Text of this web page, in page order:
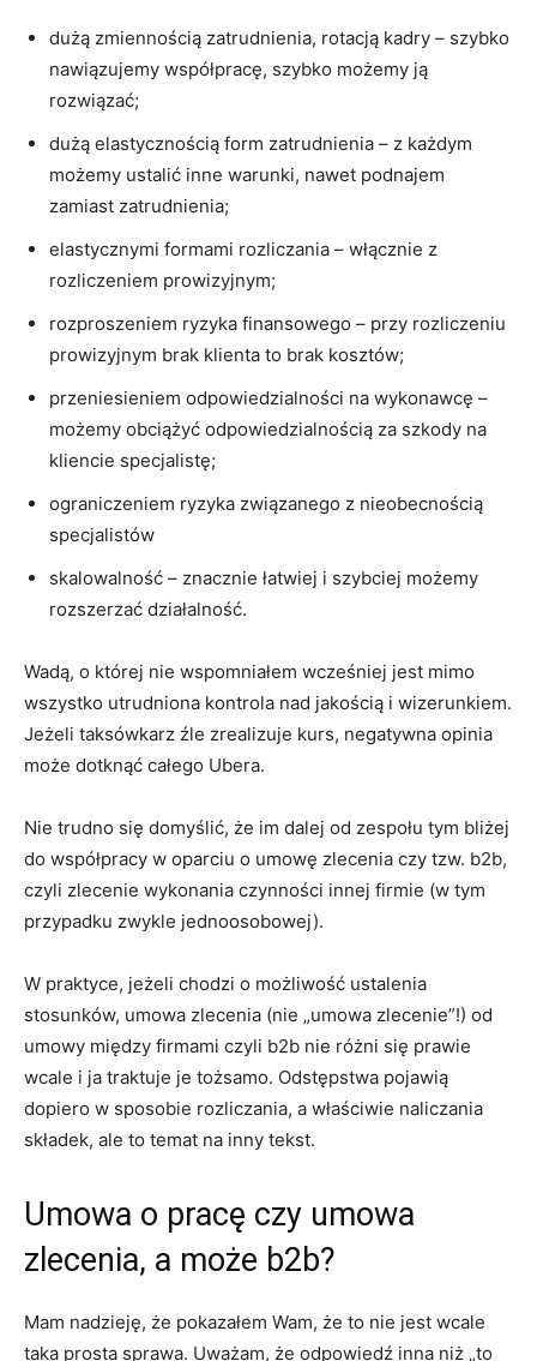
dużą zmiennością zatrudnienia, rotacją kadry – szybko
nawiązujemy współpracę, szybko możemy ją
rozwiązać;
dużą elastycznością form zatrudnienia – z każdym
możemy ustalić inne warunki, nawet podnajem
zamiast zatrudnienia;
elastycznymi formami rozliczania – włącznie z
rozliczeniem prowizyjnym;
rozproszeniem ryzyka finansowego – przy rozliczeniu
prowizyjnym brak klienta to brak kosztów;
przeniesieniem odpowiedzialności na wykonawcę –
możemy obciążyć odpowiedzialnością za szkody na
kliencie specjalistę;
ograniczeniem ryzyka związanego z nieobecnością
specjalistów
skalowalność – znacznie łatwiej i szybciej możemy
rozszerzać działalność.
Wadą, o której nie wspomniałem wcześniej jest mimo
wszystko utrudniona kontrola nad jakością i wizerunkiem.
Jeżeli taksówkarz źle zrealizuje kurs, negatywna opinia
może dotknąć całego Ubera.
Nie trudno się domyślić, że im dalej od zespołu tym bliżej
do współpracy w oparciu o umowę zlecenia czy tzw. b2b,
czyli zlecenie wykonania czynności innej firmie (w tym
przypadku zwykle jednoosobowej).
W praktyce, jeżeli chodzi o możliwość ustalenia
stosunków, umowa zlecenia (nie „umowa zlecenie”!) od
umowy między firmami czyli b2b nie różni się prawie
wcale i ja traktuje je tożsamo. Odstępstwa pojawią
dopiero w sposobie rozliczania, a właściwie naliczania
składek, ale to temat na inny tekst.
Umowa o pracę czy umowa
zlecenia, a może b2b?
Mam nadzieję, że pokazałem Wam, że to nie jest wcale
taka prosta sprawa. Uważam, że odpowiedź inna niż „to